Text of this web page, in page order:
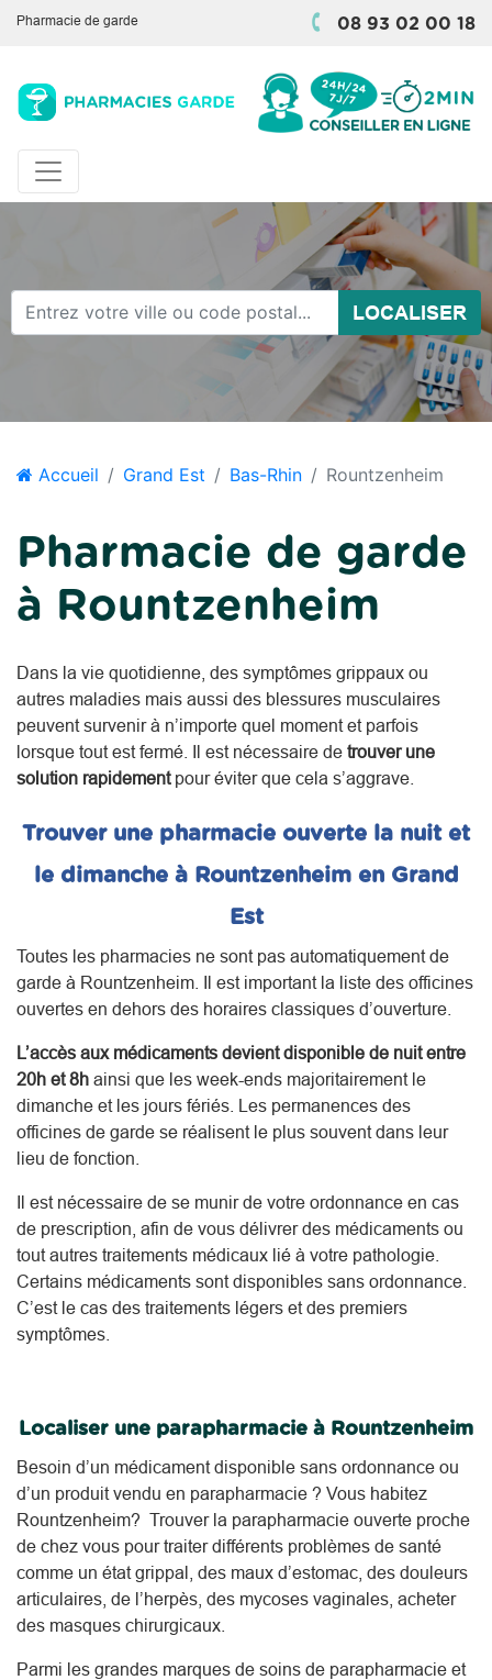
Pharmacie de garde 08 93 02 00 18
LOCALISER
Accueil Grand Est Bas-Rhin Rountzenheim
Pharmacie de garde
à Rountzenheim
Dans la vie quotidienne, des symptômes grippaux ou
autres maladies mais aussi des blessures musculaires
peuvent survenir à n’importe quel moment et parfois
lorsque tout est fermé. Il est nécessaire de trouver une
solution rapidementpour éviter que cela s’aggrave.
Trouver une pharmacie ouverte la nuit et
le dimanche à Rountzenheim en Grand
Est
Toutes les pharmacies ne sont pas automatiquement de
garde à Rountzenheim. Il est important la liste des officines
ouvertes en dehors des horaires classiques d’ouverture.
L’accès aux médicaments devient disponible de nuit entre
20h et 8h ainsi que les week-ends majoritairement le
dimanche et les jours fériés. Les permanences des
officines de garde se réalisent le plus souvent dans leur
lieu de fonction.
Il est nécessaire de se munir de votre ordonnance en cas
de prescription, afin de vous délivrer des médicaments ou
tout autres traitements médicaux lié à votre pathologie.
Certains médicaments sont disponibles sans ordonnance.
C’est le cas des traitements légers et des premiers
symptômes.
Localiser une parapharmacie à Rountzenheim
Besoin d’un médicament disponible sans ordonnance ou
d’un produit vendu en parapharmacie ? Vous habitez
Rountzenheim? Trouver la parapharmacie ouverte proche
de chez vous pour traiter différents problèmes de santé
comme un état grippal, des maux d’estomac, des douleurs
articulaires, de l’herpès, des mycoses vaginales, acheter
des masques chirurgicaux.
Parmi les grandes marques de soins de parapharmacie et